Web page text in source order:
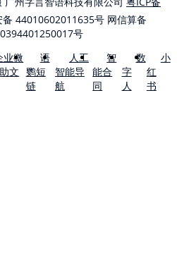
备 44010602011635号 网信算备
号
业微
文
语
鹦短
链
人工
智能导
航
智
能合
同
数
字
人
小
红
书